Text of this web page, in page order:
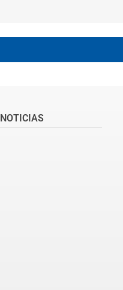
NOTICIAS